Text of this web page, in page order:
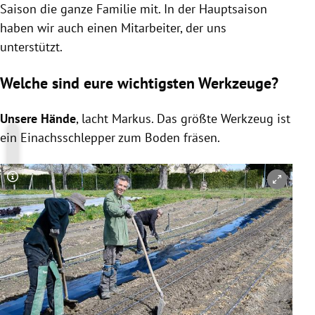
Saison die ganze Familie mit. In der Hauptsaison
haben wir auch einen Mitarbeiter, der uns
unterstützt.
Welche sind eure wichtigsten Werkzeuge?
Unsere Hände, lacht Markus. Das größte Werkzeug ist
ein Einachsschlepper zum Boden fräsen.
Copyright-Hinweis öffnen/schließen